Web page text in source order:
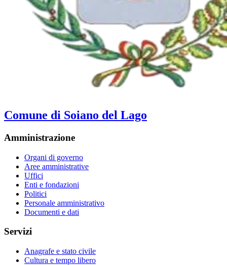
Comune di Soiano del Lago
Amministrazione
Organi di governo
Aree amministrative
Uffici
Enti e fondazioni
Politici
Personale amministrativo
Documenti e dati
Servizi
Anagrafe e stato civile
Cultura e tempo libero